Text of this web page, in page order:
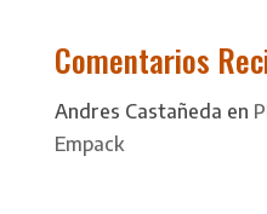
Comentarios
Andres Castañeda en
Empack